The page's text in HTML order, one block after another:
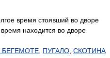
время стоявший во дворе
находится во дворе
ПУГАЛО СКОТИНА